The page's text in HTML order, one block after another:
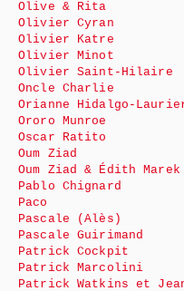
Olive & Rita
Olivier Cyran
Olivier Katre
Olivier Minot
Olivier Saint-Hilaire
Oncle Charlie
Orianne Hidalgo-
Ororo Munroe
Oscar Ratito
Oum Ziad
Oum Ziad & Édith Marek
Pablo Chignard
Paco
Pascale (Alès)
Pascale Guirimand
Patrick Cockpit
Patrick Marcolini
Patrick Watkins et